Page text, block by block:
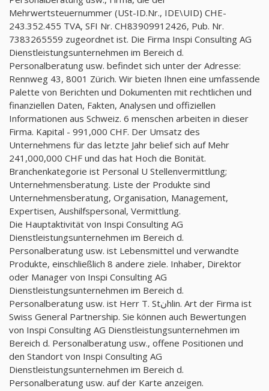
Mehrwertsteuernummer (USt-ID.Nr., IDE\UID) CHE-
243.352.455 TVA, SFI Nr. CH83909912426, Pub. Nr.
7383265559 zugeordnet ist. Die Firma Inspi Consulting AG
Dienstleistungsunternehmen im Bereich d.
Personalberatung usw. befindet sich unter der Adresse:
Rennweg 43, 8001 Zürich. Wir bieten Ihnen eine umfassende
Palette von Berichten und Dokumenten mit rechtlichen und
finanziellen Daten, Fakten, Analysen und offiziellen
Informationen aus Schweiz. 6 menschen arbeiten in dieser
Firma. Kapital - 991,000 CHF. Der Umsatz des
Unternehmens für das letzte Jahr belief sich auf Mehr
241,000,000 CHF und das hat Hoch die Bonität.
Branchenkategorie ist Personal U Stellenvermittlung;
Unternehmensberatung. Liste der Produkte sind
Unternehmensberatung, Organisation, Management,
Expertisen, Aushilfspersonal, Vermittlung.
Die Hauptaktivität von Inspi Consulting AG
Dienstleistungsunternehmen im Bereich d.
Personalberatung usw. ist Lebensmittel und verwandte
Produkte, einschließlich 8 andere ziele. Inhaber, Direktor
oder Manager von Inspi Consulting AG
Dienstleistungsunternehmen im Bereich d.
Personalberatung usw. ist Herr T. Stنhlin. Art der Firma ist
Swiss General Partnership. Sie können auch Bewertungen
von Inspi Consulting AG Dienstleistungsunternehmen im
Bereich d. Personalberatung usw., offene Positionen und
den Standort von Inspi Consulting AG
Dienstleistungsunternehmen im Bereich d.
Personalberatung usw. auf der Karte anzeigen.